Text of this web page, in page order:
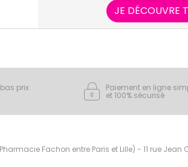
vitamines et
manifestations
nervosité ou
votre système
JE DÉCOUVRE
prix Paiement en ligne
et 100% sécurisé
Fachon entre Paris et Lille) - 11 rue